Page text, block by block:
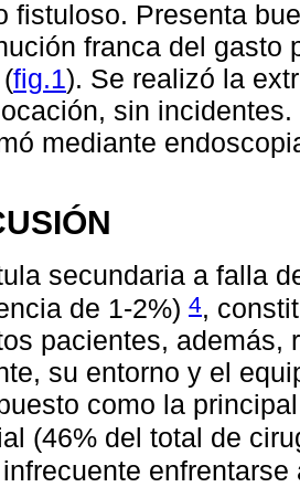
fistuloso. Presenta
franca del gasto
fig.1). Se realizó la
sin
mediante
secundaria a falla
de 1-2%) 4,
pacientes, además,
su entorno y el
como la
(46% del total de